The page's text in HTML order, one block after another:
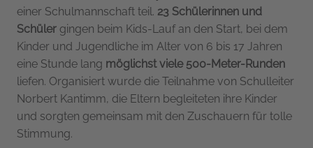
einer Schulmannschaft teil. 23 Schülerinnen und
Schüler gingen beim Kids-Lauf an den Start, bei dem
Kinder und Jugendliche im Alter von 6 bis 17 Jahren
eine Stunde lang möglichst viele 500-Meter-Runden
liefen. Organisiert wurde die Teilnahme von Schulleiter
Norbert Kantimm, die Eltern begleiteten ihre Kinder
und sorgten gemeinsam mit den Zuschauern für tolle
Stimmung.